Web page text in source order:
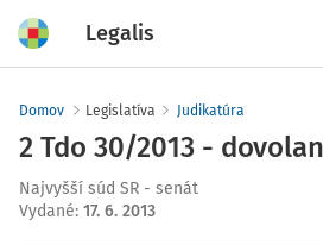
Legalis
Domov Legislatíva Judikatúra
2 Tdo 30/2013 -
Najvyšší súd SR - senát
Vydané: 17. 6. 2013